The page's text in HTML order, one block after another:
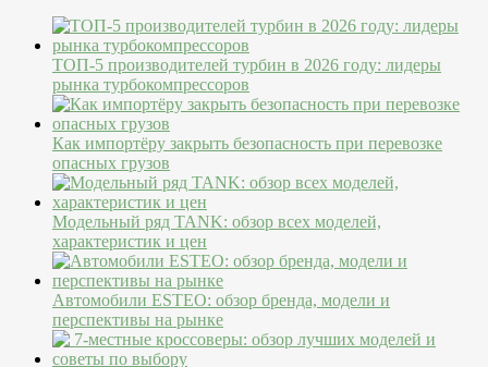
ТОП-5 производителей турбин в 2026 году: лидеры
рынка турбокомпрессоров
Как импортёру закрыть безопасность при перевозке
опасных грузов
Модельный ряд TANK: обзор всех моделей,
характеристик и цен
Автомобили ESTEO: обзор бренда, модели и
перспективы на рынке